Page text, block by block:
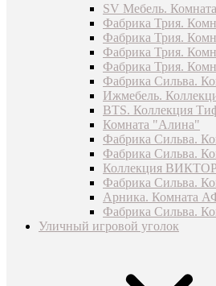
SV Мебель.
Фабрика Трия.
Фабрика Трия.
Фабрика Трия.
Фабрика Трия.
Фабрика Сильва.
Ижмебель.
BTS. Коллекция
Комната "Алина"
Фабрика Сильва.
Фабрика Сильва.
Коллекция
Фабрика Сильва.
Арника. Комната
Фабрика Сильва.
Уличный игровой уголок